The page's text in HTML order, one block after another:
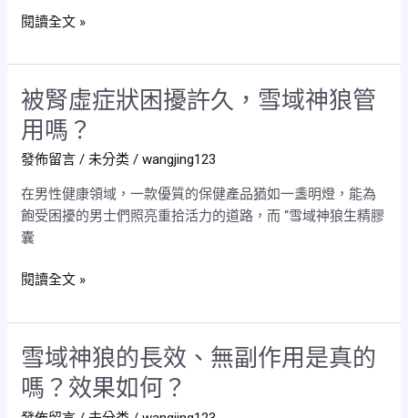
子
怎
麼
有
什
麼
副
作
用？
閱讀全文 »
被腎虛症狀困擾許久，雪域神狼管
用嗎？
發佈留言 / 未分类 /wangjing123
在男性健康領域，一款優質的保健產品猶如一盞明燈，能為
飽受困擾的男士們照亮重拾活力的道路，而 “雪域神狼生精膠
囊
被
腎
虛
症
狀
困
擾
許
久，
狼
管
用
閱讀全文 »
雪域神狼的長效、無副作用是真的
嗎？效果如何？
雪
域
神